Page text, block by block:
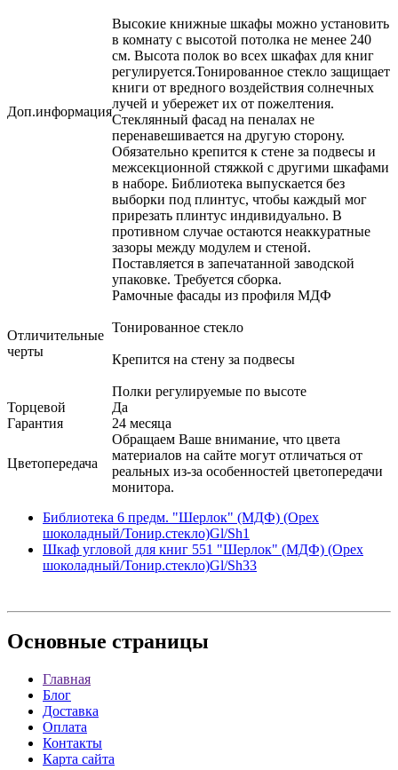
Доп.информация
Высокие книжные шкафы можно установить
в комнату с высотой потолка не менее 240
см. Высота полок во всех шкафах для книг
регулируется.Тонированное стекло защищает
книги от вредного воздействия солнечных
лучей и убережет их от пожелтения.
Стеклянный фасад на пеналах не
перенавешивается на другую сторону.
Обязательно крепится к стене за подвесы и
межсекционной стяжкой с другими шкафами
в наборе. Библиотека выпускается без
выборки под плинтус, чтобы каждый мог
прирезать плинтус индивидуально. В
противном случае остаются неаккуратные
зазоры между модулем и стеной.
Поставляется в запечатанной заводской
упаковке. Требуется сборка.
Отличительные
черты
Рамочные фасады из профиля МДФ
Тонированное стекло
Крепится на стену за подвесы
Полки регулируемые по высоте
Торцевой
Да
Гарантия
24 месяца
Цветопередача
Обращаем Ваше внимание, что цвета
материалов на сайте могут отличаться от
реальных из-за особенностей цветопередачи
монитора.
Библиотека 6 предм. "Шерлок" (МДФ) (Орех
шоколадный/Тонир.стекло)Gl/Sh1
Шкаф угловой для книг 551 "Шерлок" (МДФ) (Орех
шоколадный/Тонир.стекло)Gl/Sh33
Основные страницы
Главная
Блог
Доставка
Оплата
Контакты
Карта сайта